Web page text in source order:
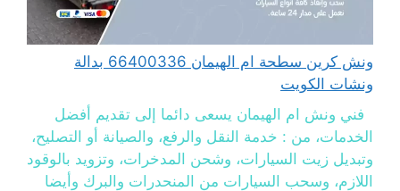
ونش كرين سطحة ام الهيمان 66400336 بدالة
ونشات الكويت
فني ونش ام الهيمان يسعى دائما إلى تقديم أفضل
الخدمات، من : خدمة النقل والرفع، والصيانة أو التصليح،
وتبديل زيت السيارات، وشحن المدخرات، وتزويد بالوقود
اللازم، وسحب السيارات من المنحدرات والبرك وأيضا